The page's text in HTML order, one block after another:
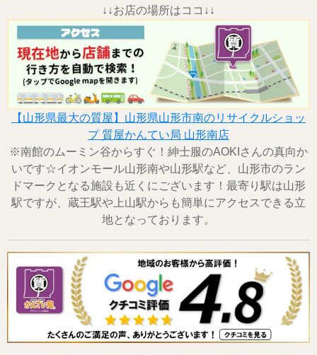
↓↓お店の場所はココ↓↓
【山形県最大の質屋】山形県山形市南のリサイクルショッ
プ 質屋かんてい局 山形南店
※南館のムーミン谷からすぐ！紳士服のAOKIさんの真向か
いです☆イオンモール山形南や山形駅など、山形市のラン
ドマークとなる施設も近くにございます！最寄り駅は山形
駅ですが、蔵王駅や上山駅からも簡単にアクセスできる立
地となっております。